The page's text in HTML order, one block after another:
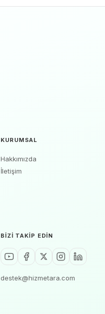
KURUMSAL
Hakkımızda
İletişim
BIZI TAKIP EDIN
destek@hizmetara.com